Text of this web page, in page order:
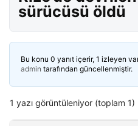
sürücüsü öldü
Bu konu 0 yanıt içerir, 1 izleyen
admin tarafından güncellenmiştir.
1 yazı görüntüleniyor (toplam 1)